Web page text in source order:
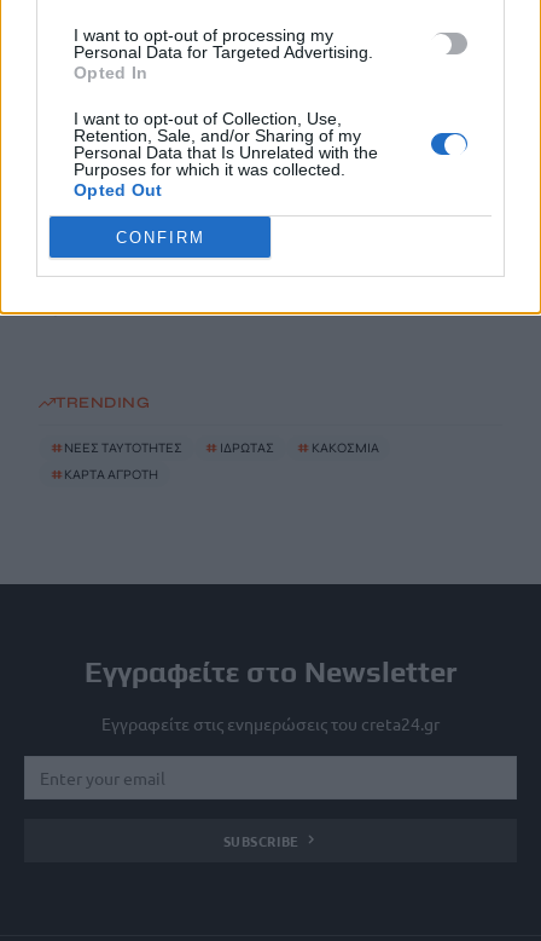
I want to opt-out of processing my
Personal Data for Targeted Advertising.
Opted In
I want to opt-out of Collection, Use,
Retention, Sale, and/or Sharing of my
Personal Data that Is Unrelated with the
Purposes for which it was collected.
Opted Out
CONFIRM
Παρατείνονται τα προληπτικά μέτρα στην Κρήτη για την
ευλογιά των αιγοπροβάτων
Έκτακτο επίδομα παιδιού: Ποιοι πάνε ταμείο
6 Αυγούστου, 2026
ΟΠΕΚΑ: Νέα πληρωμή στις 7 Αυγούστου για τρίτεκνες και
πολύτεκνες οικογένειες
6 Αυγούστου, 2026
TRENDING
# ΝΕΕΣ ΤΑΥΤΟΤΗΤΕΣ # ΙΔΡΩΤΑΣ # ΚΑΚΟΣΜΙΑ
# ΚΑΡΤΑ ΑΓΡΟΤΗ
Εγγραφείτε στο Newsletter
Εγγραφείτε στις ενημερώσεις του creta24.gr
SUBSCRIBE